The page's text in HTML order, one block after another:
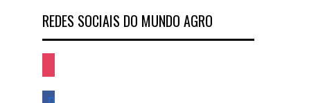
REDES SOCIAIS DO MUNDO AGRO
instagram
facebook